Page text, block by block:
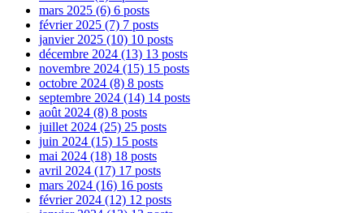
mars 2025 (6) 6 posts
février 2025 (7) 7 posts
janvier 2025 (10) 10 posts
décembre 2024 (13) 13 posts
novembre 2024 (15) 15 posts
octobre 2024 (8) 8 posts
septembre 2024 (14) 14 posts
août 2024 (8) 8 posts
juillet 2024 (25) 25 posts
juin 2024 (15) 15 posts
mai 2024 (18) 18 posts
avril 2024 (17) 17 posts
mars 2024 (16) 16 posts
février 2024 (12) 12 posts